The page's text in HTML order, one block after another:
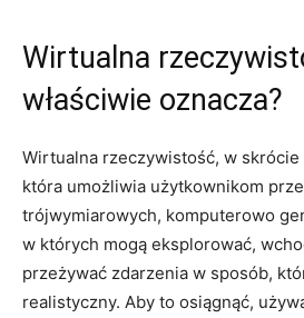
Wirtualna
właściwie oznacza?
Wirtualna rzeczywistość, w skrócie
która umożliwia użytkownikom
trójwymiarowych, komputerowo
w których mogą eksplorować,
przeżywać zdarzenia w sposób,
realistyczny. Aby to osiągnąć,